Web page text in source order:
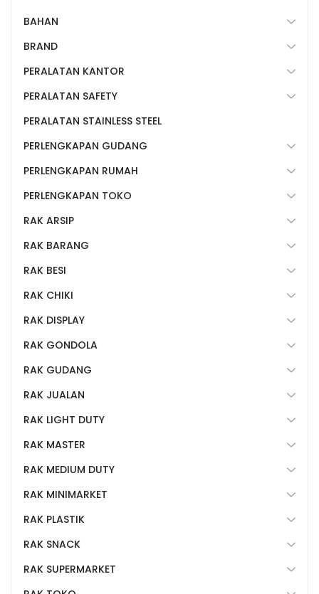
BAHAN
BRAND
PERALATAN KANTOR
PERALATAN SAFETY
PERALATAN STAINLESS STEEL
PERLENGKAPAN GUDANG
PERLENGKAPAN RUMAH
PERLENGKAPAN TOKO
RAK ARSIP
RAK BARANG
RAK BESI
RAK CHIKI
RAK DISPLAY
RAK GONDOLA
RAK GUDANG
RAK JUALAN
RAK LIGHT DUTY
RAK MASTER
RAK MEDIUM DUTY
RAK MINIMARKET
RAK PLASTIK
RAK SNACK
RAK SUPERMARKET